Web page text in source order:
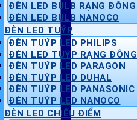
ĐÈN LED BULB RẠNG ĐÔNG
ĐÈN LED BULB NANOCO
ĐÈN LED TUÝP
ĐÈN TUÝP LED PHILIPS
ĐÈN LED TUÝP RẠNG ĐÔNG
ĐÈN TUÝP LED PARAGON
ĐÈN TUÝP LED DUHAL
ĐÈN TUÝP LED PANASONIC
ĐÈN TUÝP LED NANOCO
ĐÈN LED CHIẾU ĐIỂM